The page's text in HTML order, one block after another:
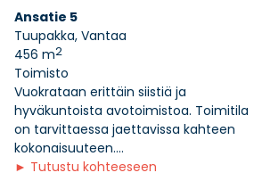
Ansatie 5
Tuupakka, Vantaa
456 m2
Toimisto
Vuokrataan erittäin siistiä ja
hyväkuntoista avotoimistoa. Toimitila
on tarvittaessa jaettavissa kahteen
kokonaisuuteen....
► Tutustu kohteeseen